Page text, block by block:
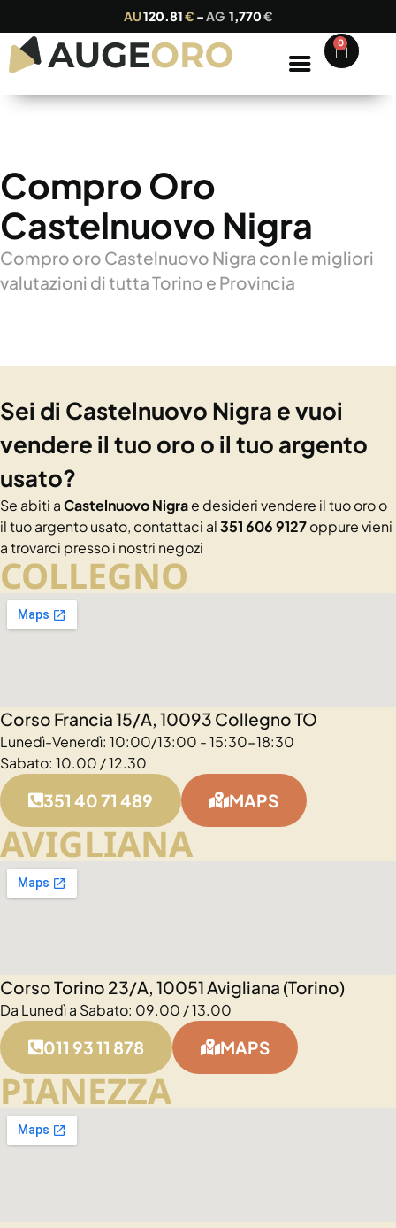
AU120.81€ –AG 1,770€
0
Compro Oro
Castelnuovo Nigra
Compro oro Castelnuovo Nigra con le migliori
valutazioni di tutta Torino e Provincia
Sei di Castelnuovo Nigra e vuoi
vendere il tuo oro o il tuo argento
usato?
Se abiti aCastelnuovo Nigrae desideri vendere il tuo oro o
il tuo argento usato, contattaci al351 606 9127oppure vieni
a trovarci presso i nostri negozi
COLLEGNO
Corso Francia 15/A, 10093 Collegno TO
Lunedì-Venerdì: 10:00/13:00 - 15:30-18:30
Sabato: 10.00 / 12.30
351 40 71 489 MAPS
AVIGLIANA
Corso Torino 23/A, 10051 Avigliana (Torino)
Da Lunedì a Sabato: 09.00 / 13.00
011 93 11 878 MAPS
PIANEZZA